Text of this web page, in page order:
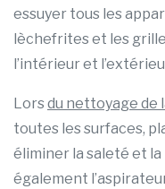
essuyer tous les
lèchefrites et les
l’intérieur et
Lors du nettoyage de
toutes les surfaces,
éliminer la saleté et la
également